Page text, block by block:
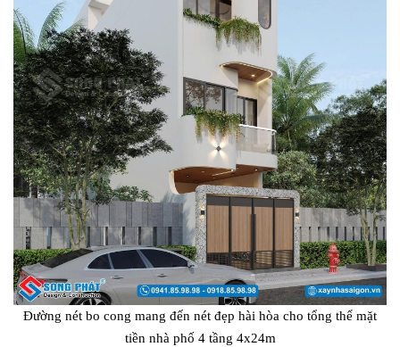
Đường nét bo cong mang đến nét đẹp hài hòa cho tổng thể mặt
tiền nhà phố 4 tầng 4x24m